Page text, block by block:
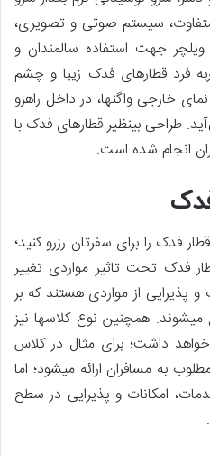
غذا، سرویس خواب باکیفیت و متفاوت، سیستم صوتی ‎و تصویری،
جهت استفاده سالمندان و
‏فرد قطارهای فدک زیبا و چشم
‏نواز هستند؛ این طراحی علاوه بر نمای خارجی واگن‎ها، در داخل راهرو
طراحی بی‏نظیر قطارهای فدک با
انجام شده است.
فدک را برای سفرتان رزرو کنید؛
فدک تحت تاثیر مواردی تغییر
پذیرایی از مواردی هستند که بر
قیمت بلیط قطار فدک موثر واقع می‏شوند. همچنین نوع کلاس‎ها نیز
داشت؛ برای مثال در کلاس
به مسافران ارائه می‏شود؛ اما
امکانات و پذیرایی در سطح